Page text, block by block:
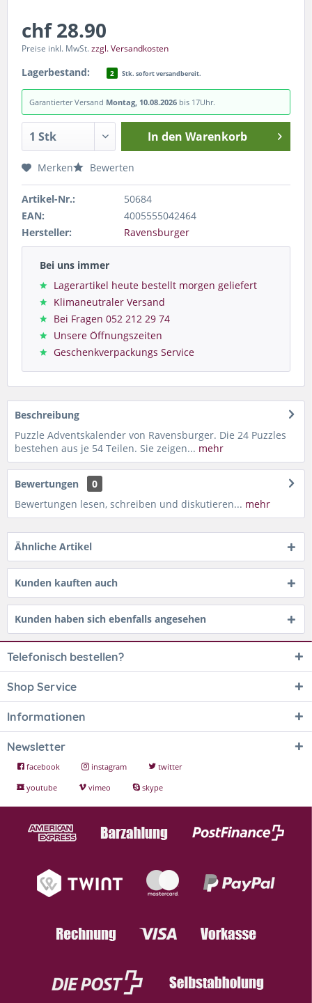
chf 28.90
Preise inkl. MwSt.zzgl. Versandkosten
Lagerbestand: 2 Stk. sofort versandbereit.
Garantierter Versand Montag, 10.08.2026 bis 17Uhr.
In den Warenkorb
Merken Bewerten
Artikel-Nr.:
50684
EAN:
4005555042464
Hersteller:
Ravensburger
Bei uns immer
Lagerartikel heute bestellt morgen geliefert
Klimaneutraler Versand
Bei Fragen 052 212 29 74
Unsere Öffnungszeiten
Geschenkverpackungs Service
Beschreibung
Puzzle Adventskalender von Ravensburger. Die 24 Puzzles
bestehen aus je 54 Teilen. Sie zeigen... mehr
Bewertungen
0
Bewertungen lesen, schreiben und diskutieren... mehr
Ähnliche Artikel
Kunden kauften auch
Kunden haben sich ebenfalls angesehen
Telefonisch bestellen?
Shop Service
Informationen
Newsletter
facebook instagram
twitter
youtube
vimeo skype